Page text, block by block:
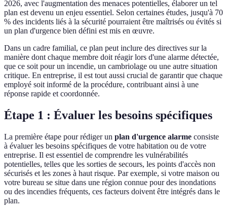
2026, avec l'augmentation des menaces potentielles, élaborer un tel
plan est devenu un enjeu essentiel. Selon certaines études, jusqu'à 70
% des incidents liés à la sécurité pourraient être maîtrisés ou évités si
un plan d'urgence bien défini est mis en œuvre.
Dans un cadre familial, ce plan peut inclure des directives sur la
manière dont chaque membre doit réagir lors d'une alarme détectée,
que ce soit pour un incendie, un cambriolage ou une autre situation
critique. En entreprise, il est tout aussi crucial de garantir que chaque
employé soit informé de la procédure, contribuant ainsi à une
réponse rapide et coordonnée.
Étape 1 : Évaluer les besoins spécifiques
La première étape pour rédiger un plan d'urgence alarme consiste
à évaluer les besoins spécifiques de votre habitation ou de votre
entreprise. Il est essentiel de comprendre les vulnérabilités
potentielles, telles que les sorties de secours, les points d'accès non
sécurisés et les zones à haut risque. Par exemple, si votre maison ou
votre bureau se situe dans une région connue pour des inondations
ou des incendies fréquents, ces facteurs doivent être intégrés dans le
plan.